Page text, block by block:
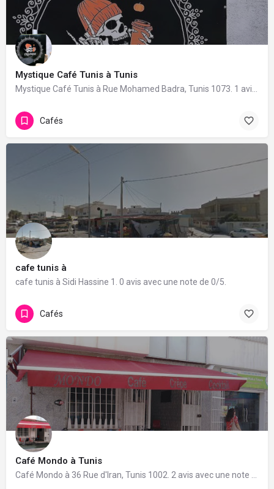
Mystique Café Tunis à Tunis
Mystique Café Tunis à Rue Mohamed Badra, Tunis 1073. 1 avis avec une note de 5/5.
Cafés
cafe tunis à
cafe tunis à Sidi Hassine 1. 0 avis avec une note de 0/5.
Cafés
Café Mondo à Tunis
Café Mondo à 36 Rue d'Iran, Tunis 1002. 2 avis avec une note de 5/5.